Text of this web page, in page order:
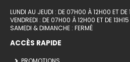
LUNDI AU JEUDI : DE 07H00 À 12H00 ET DE
VENDREDI : DE 07H00 À 12H00 ET DE
SAMEDI & DIMANCHE : FERMÉ
ACCÈS RAPIDE